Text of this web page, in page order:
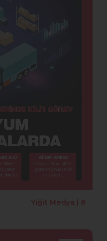
Yiğit Medya | 8